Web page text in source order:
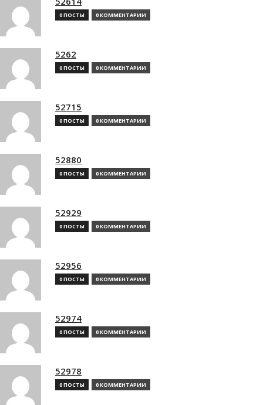
0 ПОСТЫ 0 КОММЕНТАРИИ
5262
0 ПОСТЫ 0 КОММЕНТАРИИ
52715
0 ПОСТЫ 0 КОММЕНТАРИИ
52880
0 ПОСТЫ 0 КОММЕНТАРИИ
52929
0 ПОСТЫ 0 КОММЕНТАРИИ
52956
0 ПОСТЫ 0 КОММЕНТАРИИ
52974
0 ПОСТЫ 0 КОММЕНТАРИИ
52978
0 ПОСТЫ 0 КОММЕНТАРИИ